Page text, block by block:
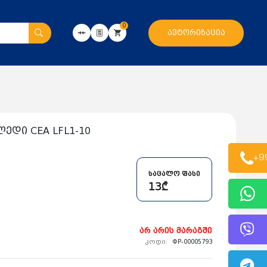
0
ავტორიზაცია
CEA LFL1-10
საცალო ფასი
13₾
არ არის მარაგში
კოდი: ФР-00005793